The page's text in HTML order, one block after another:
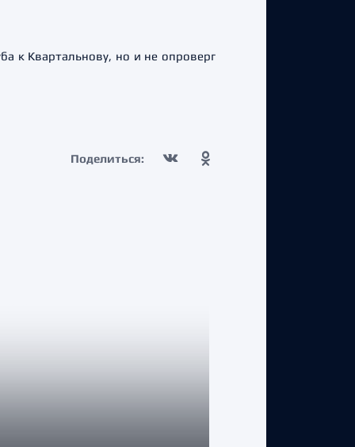
к Квартальнову, но и не опроверг
Поделиться: